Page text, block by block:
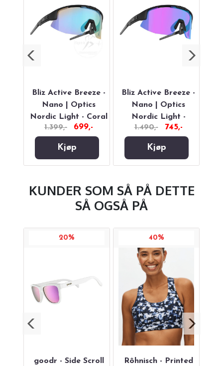
Bliz Active Breeze -
Nano | Optics
Nordic Light - Coral
1.399,-
699,-
Kjøp
Bliz Active Breeze -
Nano | Optics
Nordic Light -
Begonia
1.490,- 745,-
Kjøp
KUNDER SOM SÅ PÅ DETTE
SÅ OGSÅ PÅ
20%
goodr - Side Scroll
40%
Rôhnisch - Printed